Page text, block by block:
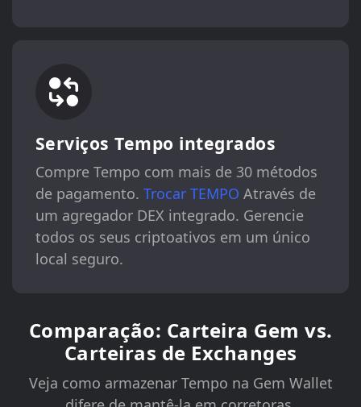
Serviços Tempo integrados
Compre Tempo com mais de 30 métodos
de pagamento. Trocar TEMPO Através de
um agregador DEX integrado. Gerencie
todos os seus criptoativos em um único
local seguro.
Comparação: Carteira Gem vs.
Carteiras de Exchanges
Veja como armazenar Tempo na Gem Wallet